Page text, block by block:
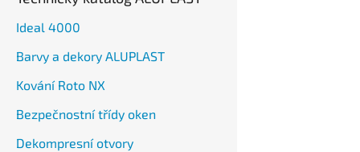
Ideal 4000
Barvy a dekory ALUPLAST
Kování Roto NX
Bezpečnostní třídy oken
Dekompresní otvory